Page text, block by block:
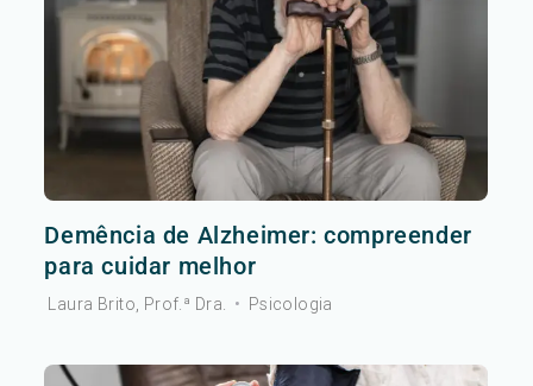
Demência de Alzheimer: compreender
para cuidar melhor
Laura Brito, Prof.ª Dra. • Psicologia